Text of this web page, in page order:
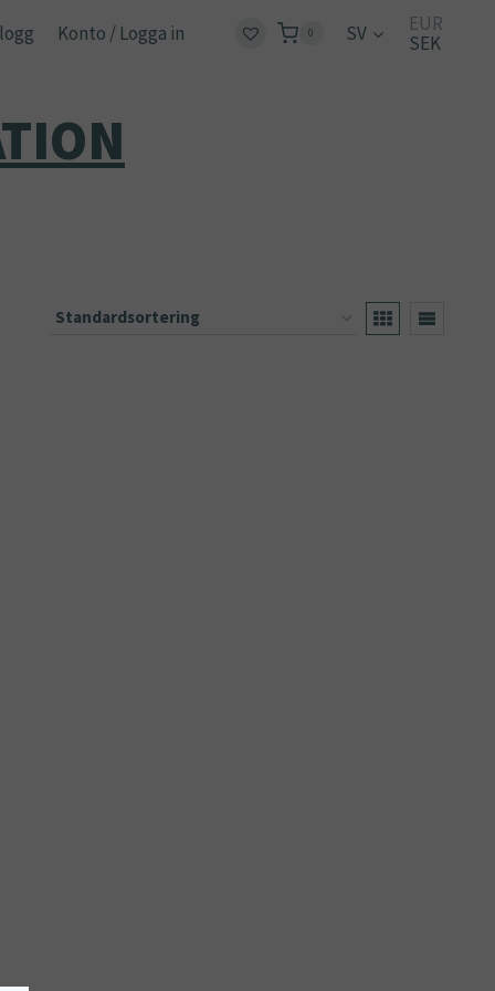
Konto / Logga in 0 SV
EUR
SEK